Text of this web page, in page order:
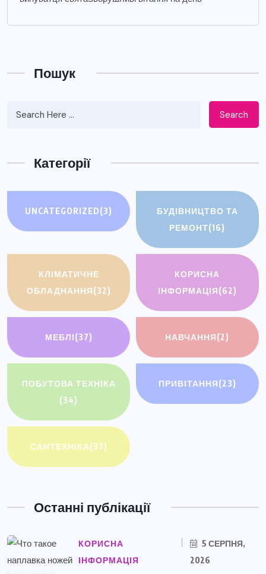
Пошук
Search
Категорії
UNCATEGORIZED(3)
БУДІВНИЦТВО ТА
РЕМОНТ(16)
КЛІМАТИЧНЕ
ОБЛАДНАННЯ(32)
КОРИСНА
ІНФОРМАЦІЯ(62)
МЕБЛІ(37) НАВЧАННЯ(2)
ПОБУТОВА ТЕХНІКА
(34)
ПРИВІТАННЯ(23)
САНТЕХНІКА(37)
Останні публікації
КОРИСНА
ІНФОРМАЦІЯ
5 СЕРПНЯ,
2026